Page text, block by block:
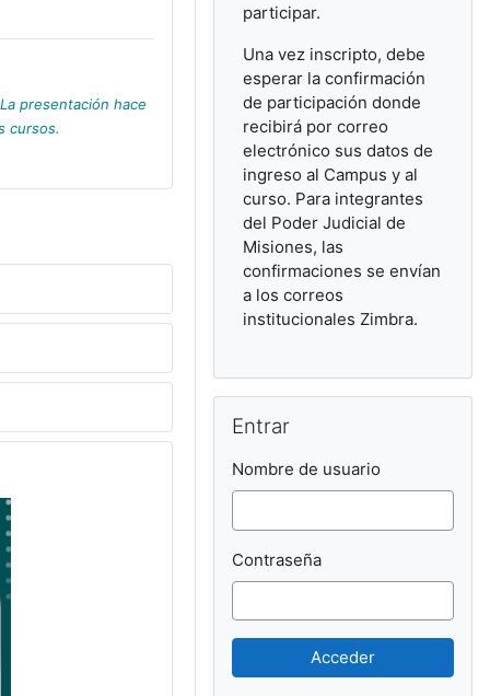
La presentación hace
cursos.
participar.
Una vez inscripto, debe
esperar la confirmación
de participación donde
recibirá por correo
electrónico sus datos de
ingreso al Campus y al
curso. Para integrantes
del Poder Judicial de
Misiones, las
confirmaciones se envían
a los correos
institucionales Zimbra.
Entrar
Nombre de usuario
Contraseña